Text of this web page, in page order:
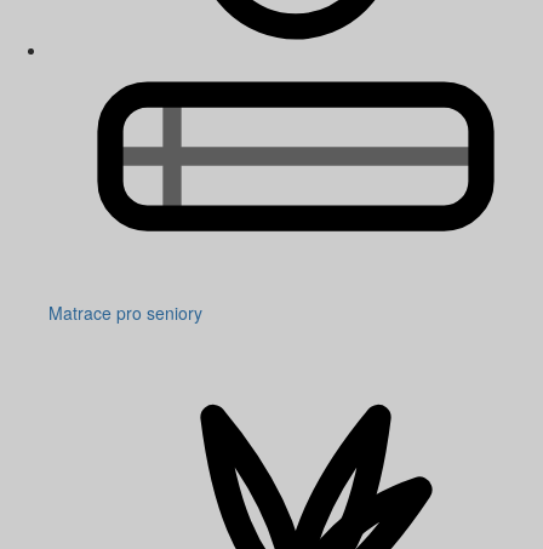
Matrace pro seniory